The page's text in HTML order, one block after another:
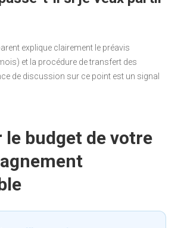
explique clairement le préavis
et la procédure de transfert des
de discussion sur ce point est un signal
le budget de votre